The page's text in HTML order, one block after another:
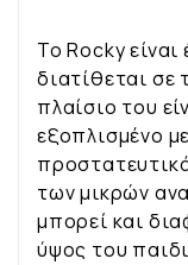
To Rocky
διατίθεται σε
πλαίσιο του
εξοπλισμένο
των μικρών
μπορεί και
ύψος του